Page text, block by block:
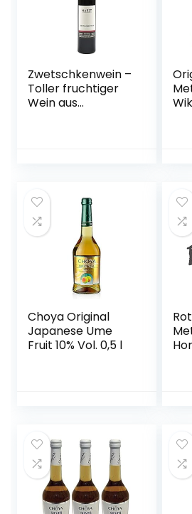
Zwetschkenwein –
Toller fruchtiger
Wein aus
Choya Original
Japanese Ume
Fruit 10% Vol. 0,5 l